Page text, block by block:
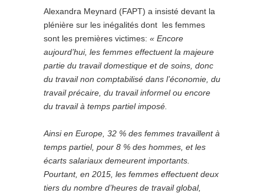
Alexandra Meynard (FAPT) a insisté devant la
plénière sur les inégalités dont les femmes
sont les premières victimes: « Encore
aujourd’hui, les femmes effectuent la majeure
partie du travail domestique et de soins, donc
du travail non comptabilisé dans l’économie, du
travail précaire, du travail informel ou encore
du travail à temps partiel imposé.
Ainsi en Europe, 32 % des femmes travaillent à
temps partiel, pour 8 % des hommes, etles
écarts salariaux demeurent importants.
Pourtant, en 2015, les femmes effectuent deux
tiers du nombre d’heures de travail global,